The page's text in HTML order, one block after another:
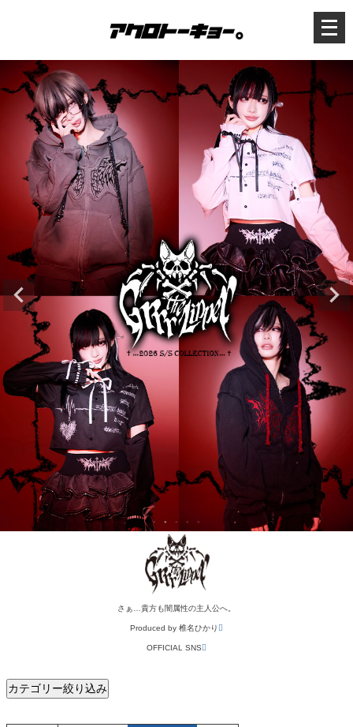
開
く
さぁ…貴方も闇属性の主人公へ。
Produced by 椎名ひかり
OFFICIAL SNS
カテゴリー絞り込み